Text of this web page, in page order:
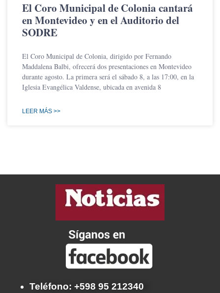
El Coro Municipal de Colonia cantará
en Montevideo y en el Auditorio del
SODRE
El Coro Municipal de Colonia, dirigido por Fernando
Maddalena Balbi, ofrecerá dos presentaciones en Montevideo
durante agosto. La primera será el sábado 8, a las 17:00, en la
Iglesia Evangélica Valdense, ubicada en avenida 8
LEER MÁS >>
Teléfono: +598 95 212340